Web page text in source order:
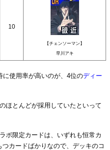
10
【チェンソーマン】
早川アキ
に使用率が高いのが、4位のディー
ほとんどが採用していたといって
ボ限定カードは、いずれも恒常カ
カードばかりなので、デッキのコ